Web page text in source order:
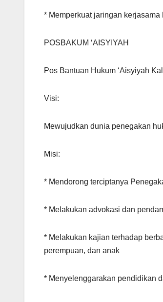
* Memperkuat jaringan
POSBAKUM ‘AISYIYAH
Pos Bantuan Hukum ‘Aisyiyah
Visi:
Mewujudkan dunia penegakan
Misi:
* Mendorong terciptanya
* Melakukan advokasi dan
* Melakukan kajian terhadap
perempuan, dan anak
* Menyelenggarakan pendidikan